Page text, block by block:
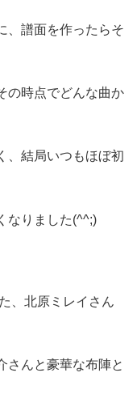
、譜面を作ったらそ
の時点でどんな曲か
、結局いつもほぼ初
なりました(^^;)
、北原ミレイさん
さんと豪華な布陣と